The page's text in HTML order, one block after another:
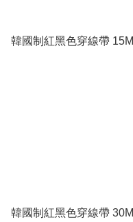
韓國制紅黑色穿線帶 15M
韓國制紅黑色穿線帶 30M